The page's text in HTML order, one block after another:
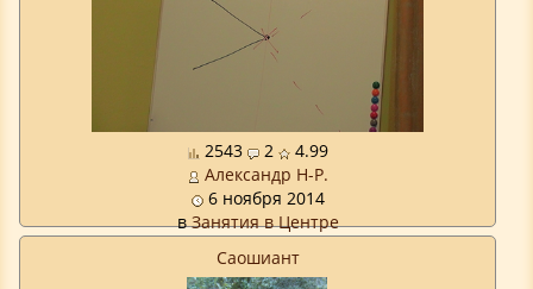
2543 2
4.99
Александр Н-Р.
6 ноября 2014
вЗанятия в Центре
Саошиант